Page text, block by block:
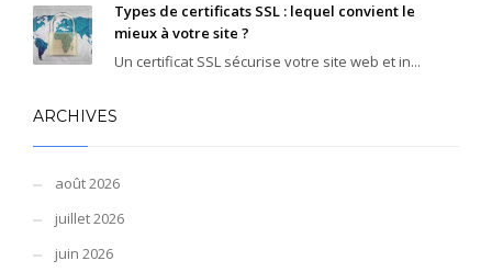
Types de certificats SSL : lequel convient le
mieux à votre site ?
Un certificat SSL sécurise votre site web et in...
ARCHIVES
août 2026
juillet 2026
juin 2026